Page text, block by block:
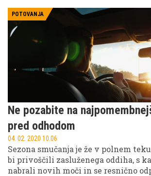
novembrom in 15. marcem v
motorna vozila obvezna uporaba
Zagotovo pa med priprave ne spada
POTOVANJA
Ne pozabite na
pred odhodom
04. 02. 2020 10.06
Sezona smučanja je že v polnem
bi privoščili zasluženega oddiha, s
nabrali novih moči in se resnično